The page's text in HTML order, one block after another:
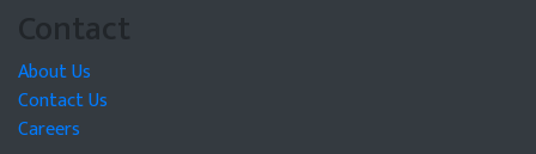
Contact
About Us
Contact Us
Careers